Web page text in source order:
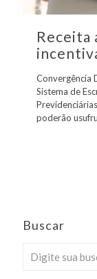
Receita
Convergência
Sistema de
poderão
Buscar